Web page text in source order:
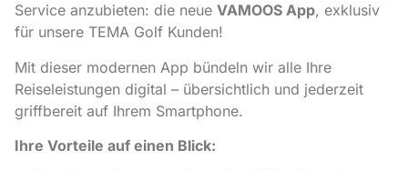
Service anzubieten: die neue VAMOOS App, exklusiv
für unsere TEMA Golf Kunden!
Mit dieser modernen App bündeln wir alle Ihre
Reiseleistungen digital – übersichtlich und jederzeit
griffbereit auf Ihrem Smartphone.
Ihre Vorteile auf einen Blick: